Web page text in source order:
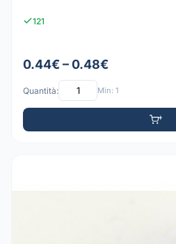
121
0.44€ – 0.48€
Quantità: Min: 1